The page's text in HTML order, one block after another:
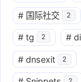
# 国际社交 2
# tg 2 #
# dnsexit 2